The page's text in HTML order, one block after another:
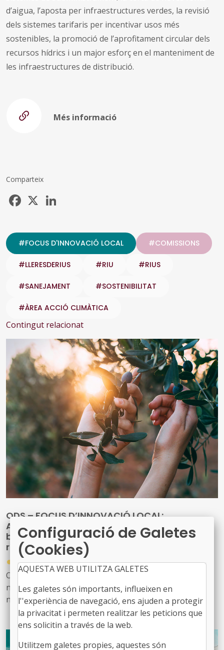
d’aigua, l’aposta per infraestructures verdes, la revisió
dels sistemes tarifaris per incentivar usos més
sostenibles, la promoció de l’aprofitament circular dels
recursos hídrics i un major esforç en el manteniment de
les infraestructures de distribució.
Més informació
Comparteix
Facebook
#FOCUS D'INNOVACIÓ LOCAL #COMISSIONS
#LLERESDERIUS #RIU #RIUS
#SANEJAMENT #SOSTENIBILITAT
#ÀREA ACCIÓ CLIMÀTICA
Contingut relacionat
ODS – FOCUS D’INNOVACIÓ LOCAL:
Agroinnovació: col·laboració per a una
bioeconomia circular i sostenible en l’Europa
rural
●
23/02/2026
ODS número 11: Ciutats i Comunitats sostenibles, ODS
número 12: Consum i Producció responsables i ODS
número 13: Acció climàtica
Amb unes xifres de negoci creixents i una contribució a
bioeconomia es presenta com una important
Configuració de Galetes
(Cookies)
AQUESTA WEB UTILITZA GALETES
Les galetes són importants, influeixen en
l''experiència de navegació, ens ajuden a protegir
la privacitat i permeten realitzar les peticions que
ens solicitin a través de la web.
Utilitzem galetes propies, aquestes són